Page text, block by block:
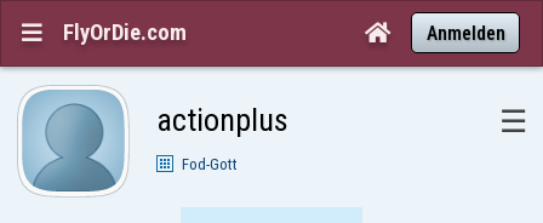
 FlyOrDie.com  Anmelden
actionplus ☰
Fod-Gott